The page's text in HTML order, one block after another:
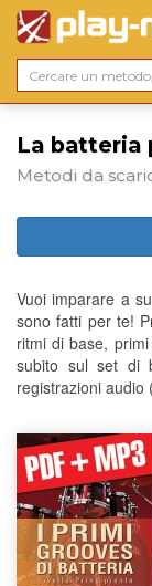
La batteria
Metodi da
Vuoi imparare a
sono fatti per te!
ritmi di base,
subito sul set di
registrazioni audio